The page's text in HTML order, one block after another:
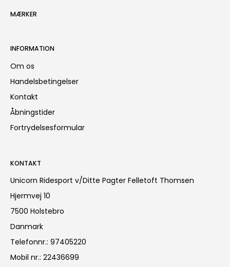
MÆRKER
INFORMATION
Om os
Handelsbetingelser
Kontakt
Åbningstider
Fortrydelsesformular
KONTAKT
Unicorn Ridesport v/Ditte Pagter Felletoft Thomsen
Hjermvej 10
7500 Holstebro
Danmark
Telefonnr.: 97405220
Mobil nr.: 22436699